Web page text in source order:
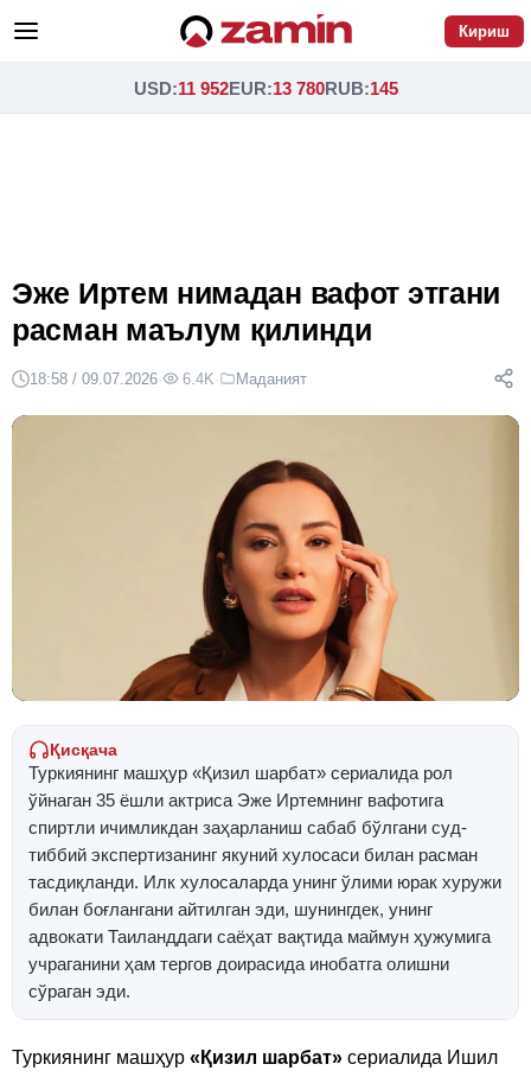
Кириш
USD:11 952EUR:13 780RUB:145
Эже Иртем нимадан вафот этгани
расман маълум қилинди
18:58 / 09.07.2026· 6.4K· Маданият
Қисқача
Туркиянинг машҳур «Қизил шарбат» сериалида рол
ўйнаган 35 ёшли актриса Эже Иртемнинг вафотига
спиртли ичимликдан заҳарланиш сабаб бўлгани суд-
тиббий экспертизанинг якуний хулосаси билан расман
тасдиқланди. Илк хулосаларда унинг ўлими юрак хуружи
билан боғлангани айтилган эди, шунингдек, унинг
адвокати Таиланддаги саёҳат вақтида маймун ҳужумига
учраганини ҳам тергов доирасида инобатга олишни
сўраган эди.
Туркиянинг машҳур «Қизил шарбат» сериалида Ишил